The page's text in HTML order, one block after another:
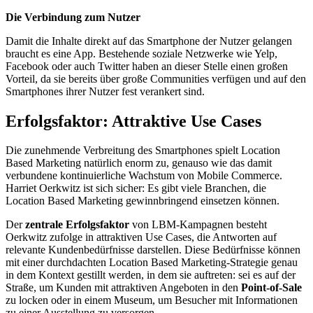
Die Verbindung zum Nutzer
Damit die Inhalte direkt auf das Smartphone der Nutzer gelangen
braucht es eine App. Bestehende soziale Netzwerke wie Yelp,
Facebook oder auch Twitter haben an dieser Stelle einen großen
Vorteil, da sie bereits über große Communities verfügen und auf den
Smartphones ihrer Nutzer fest verankert sind.
Erfolgsfaktor: Attraktive Use Cases
Die zunehmende Verbreitung des Smartphones spielt Location
Based Marketing natürlich enorm zu, genauso wie das damit
verbundene kontinuierliche Wachstum von Mobile Commerce.
Harriet Oerkwitz ist sich sicher: Es gibt viele Branchen, die
Location Based Marketing gewinnbringend einsetzen können.
Derzentrale Erfolgsfaktor von LBM-Kampagnen besteht
Oerkwitz zufolge in attraktiven Use Cases, die Antworten auf
relevante Kundenbedürfnisse darstellen. Diese Bedürfnisse können
mit einer durchdachten Location Based Marketing-Strategie genau
in dem Kontext gestillt werden, in dem sie auftreten: sei es auf der
Straße, um Kunden mit attraktiven Angeboten in den Point-of-Sale
zu locken oder in einem Museum, um Besucher mit Informationen